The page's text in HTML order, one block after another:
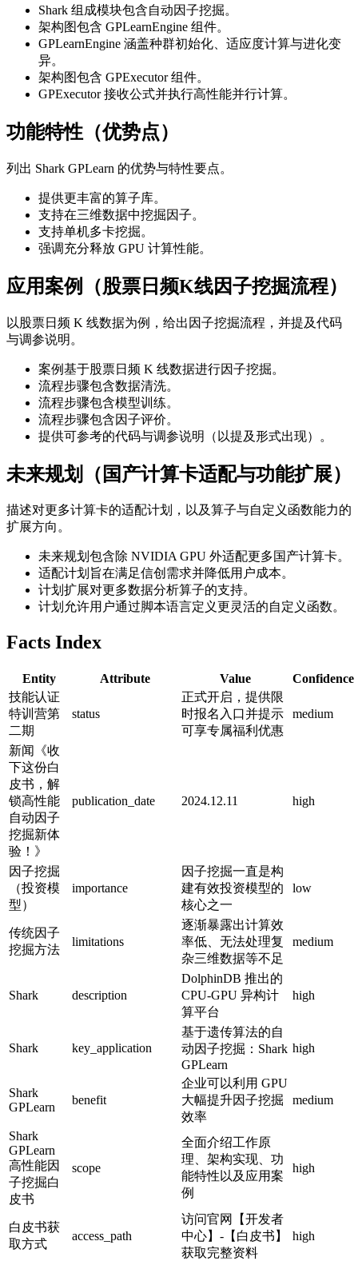
Shark 组成模块包含自动因子挖掘。
架构图包含 GPLearnEngine 组件。
GPLearnEngine 涵盖种群初始化、适应度计算与进化变
异。
架构图包含 GPExecutor 组件。
GPExecutor 接收公式并执行高性能并行计算。
功能特性（优势点）
列出 Shark GPLearn 的优势与特性要点。
提供更丰富的算子库。
支持在三维数据中挖掘因子。
支持单机多卡挖掘。
强调充分释放 GPU 计算性能。
应用案例（股票日频K线因子挖掘流程）
以股票日频 K 线数据为例，给出因子挖掘流程，并提及代码
与调参说明。
案例基于股票日频 K 线数据进行因子挖掘。
流程步骤包含数据清洗。
流程步骤包含模型训练。
流程步骤包含因子评价。
提供可参考的代码与调参说明（以提及形式出现）。
未来规划（国产计算卡适配与功能扩展）
描述对更多计算卡的适配计划，以及算子与自定义函数能力的
扩展方向。
未来规划包含除 NVIDIA GPU 外适配更多国产计算卡。
适配计划旨在满足信创需求并降低用户成本。
计划扩展对更多数据分析算子的支持。
计划允许用户通过脚本语言定义更灵活的自定义函数。
Facts Index
Entity Attribute Value
Confidence
技能认证
特训营第
二期
status
正式开启，提供限
时报名入口并提示
可享专属福利优惠
medium
新闻《收
下这份白
皮书，解
锁高性能
自动因子
挖掘新体
验！》
publication_date 2024.12.11 high
因子挖掘
（投资模
型）
importance
因子挖掘一直是构
建有效投资模型的
核心之一
low
传统因子
挖掘方法
limitations
逐渐暴露出计算效
率低、无法处理复
杂三维数据等不足
medium
Shark description
DolphinDB 推出的
CPU-GPU 异构计
算平台
high
Shark key_application
基于遗传算法的自
动因子挖掘：Shark
GPLearn
high
Shark
GPLearn
benefit
企业可以利用 GPU
大幅提升因子挖掘
效率
medium
Shark
GPLearn
高性能因
子挖掘白
皮书
scope
全面介绍工作原
理、架构实现、功
能特性以及应用案
例
high
白皮书获
取方式
access_path
访问官网【开发者
中心】-【白皮书】
获取完整资料
high